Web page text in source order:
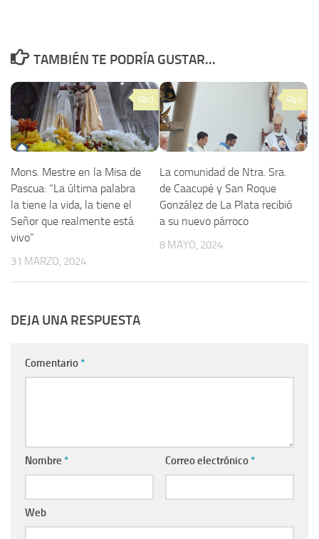
TAMBIÉN TE PODRÍA GUSTAR...
0
Mons. Mestre en la Misa de
Pascua: “La última palabra
la tiene la vida, la tiene el
Señor que realmente está
vivo”
31 MARZO, 2024
0
La comunidad de Ntra. Sra.
de Caacupé y San Roque
González de La Plata recibió
a su nuevo párroco
8 MAYO, 2024
DEJA UNA RESPUESTA
Comentario *
Nombre * Correo electrónico *
Web